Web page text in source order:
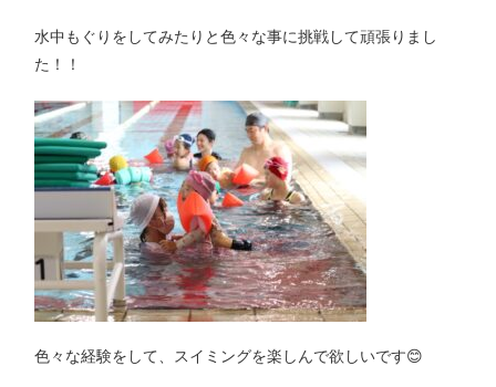
水中もぐりをしてみたりと色々な事に挑戦して頑張りまし
た！！
色々な経験をして、スイミングを楽しんで欲しいです😊